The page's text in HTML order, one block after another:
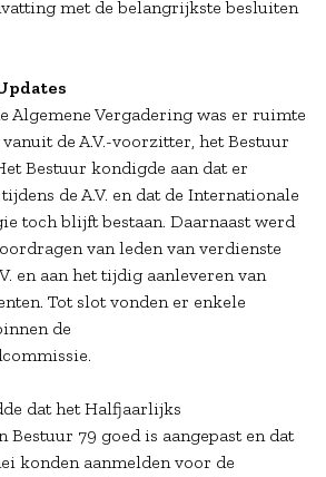
met de belangrijkste besluiten
Algemene Vergadering was er ruimte
de A.V.-voorzitter, het Bestuur
Bestuur kondigde aan dat er
de A.V. en dat de Internationale
toch blijft bestaan. Daarnaast werd
van leden van verdienste
en aan het tijdig aanleveren van
Tot slot vonden er enkele
de
dat het Halfjaarlijks
Bestuur 79 goed is aangepast en dat
konden aanmelden voor de